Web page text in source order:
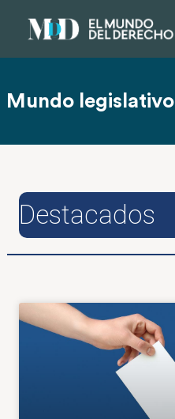
Mundo legislativo
Destacados